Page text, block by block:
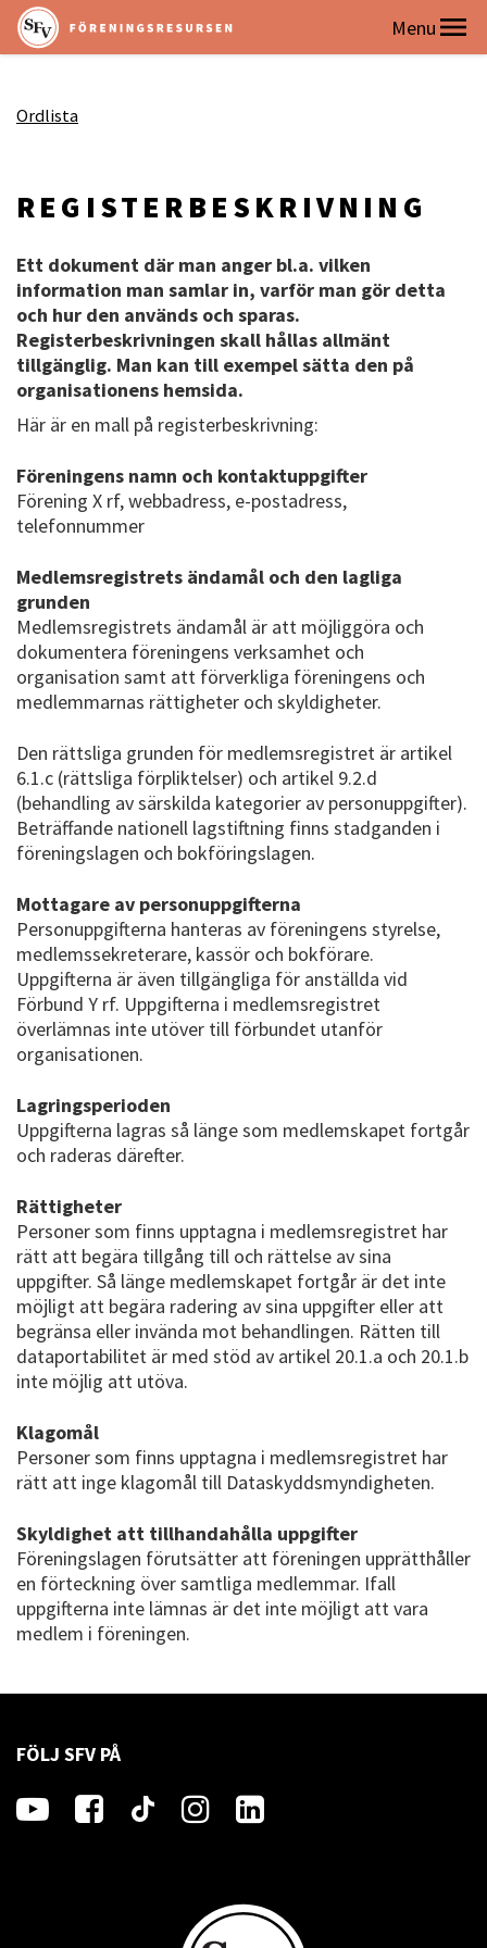
Ordlista
REGISTERBESKRIVNING
Ett dokument där man anger bl.a. vilken
information man samlar in, varför man gör detta
och hur den används och sparas.
Registerbeskrivningen skall hållas allmänt
tillgänglig. Man kan till exempel sätta den på
organisationens hemsida.
Här är en mall på registerbeskrivning:
Föreningens namn och kontaktuppgifter
Förening X rf, webbadress, e-postadress,
telefonnummer
Medlemsregistrets ändamål och den lagliga
grunden
Medlemsregistrets ändamål är att möjliggöra och
dokumentera föreningens verksamhet och
organisation samt att förverkliga föreningens och
medlemmarnas rättigheter och skyldigheter.
Den rättsliga grunden för medlemsregistret är artikel
6.1.c (rättsliga förpliktelser) och artikel 9.2.d
(behandling av särskilda kategorier av personuppgifter).
Beträffande nationell lagstiftning finns stadganden i
föreningslagen och bokföringslagen.
Mottagare av personuppgifterna
Personuppgifterna hanteras av föreningens styrelse,
medlemssekreterare, kassör och bokförare.
Uppgifterna är även tillgängliga för anställda vid
Förbund Y rf. Uppgifterna i medlemsregistret
överlämnas inte utöver till förbundet utanför
organisationen.
Lagringsperioden
Uppgifterna lagras så länge som medlemskapet fortgår
och raderas därefter.
Rättigheter
Personer som finns upptagna i medlemsregistret har
rätt att begära tillgång till och rättelse av sina
uppgifter. Så länge medlemskapet fortgår är det inte
möjligt att begära radering av sina uppgifter eller att
begränsa eller invända mot behandlingen. Rätten till
dataportabilitet är med stöd av artikel 20.1.a och 20.1.b
inte möjlig att utöva.
Klagomål
Personer som finns upptagna i medlemsregistret har
rätt att inge klagomål till Dataskyddsmyndigheten.
Skyldighet att tillhandahålla uppgifter
Föreningslagen förutsätter att föreningen upprätthåller
en förteckning över samtliga medlemmar. Ifall
uppgifterna inte lämnas är det inte möjligt att vara
medlem i föreningen.
FÖLJ SFV PÅ